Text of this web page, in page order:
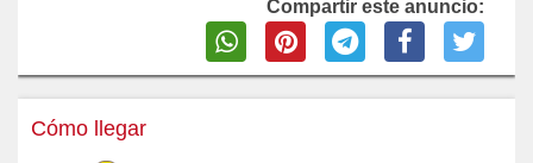
Compartir este anuncio:
Cómo llegar